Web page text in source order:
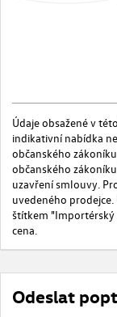
Údaje obsažené v
indikativní nabídka
občanského
občanského
uzavření smlouvy.
uvedeného
štítkem "Importérský
cena.
Odeslat